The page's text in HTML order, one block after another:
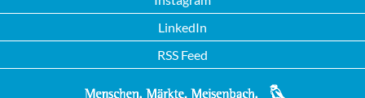
LinkedIn
RSS Feed